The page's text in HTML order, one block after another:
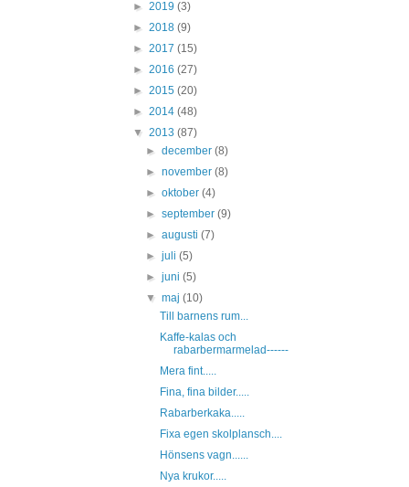
► 2019 (3)
► 2018 (9)
► 2017 (15)
► 2016 (27)
► 2015 (20)
► 2014 (48)
▼ 2013 (87)
►december(8)
►november(8)
►oktober(4)
►september(9)
►augusti(7)
►juli(5)
►juni(5)
▼maj(10)
Till barnens rum...
Kaffe-kalas och
rabarbermarmelad------
Mera fint.....
Fina, fina bilder.....
Rabarberkaka.....
Fixa egen skolplansch....
Hönsens vagn......
Nya krukor.....